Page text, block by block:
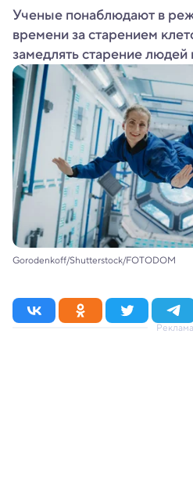
Ученые понаблюдают в
времени за старением
замедлять старение людей
Gorodenkoff/Shutterstock/FOTODOM
Реклама